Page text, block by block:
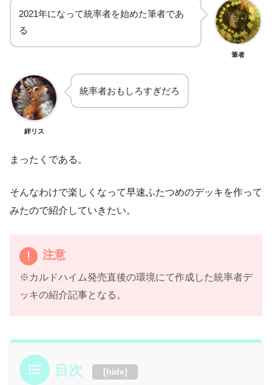
2021年になって統率者を始めた筆者であ
る
筆者
絆リス
統率者おもしろすぎだろ
まったくである。
そんなわけで楽しくなって早速ふたつめのデッキを作って
みたので紹介していきたい。
注意
※カルドハイム発売直後の環境にて作成した統率者デ
ッキの紹介記事となる。
目次 [hide]